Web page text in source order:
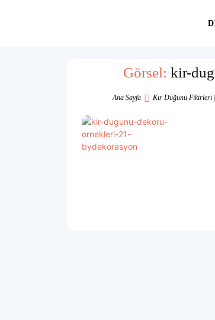
Görsel: kir-
Ana Sayfa Kır Düğünü Fikirleri